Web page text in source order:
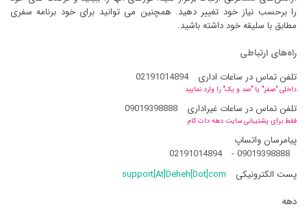
را برحسب نیاز خود تغییر دهید. همچنین می توانید برای خود برنامه سفری
مطابق با سلیقه خود داشته باشید.
راه‌های ارتباطی
تلفن تماس در ساعات اداری
02191014894
داخلی "صفر" یا "صد و یک" را وارد نمایید
تلفن تماس در ساعات غیراداری 09019398888
فقط برای پشتیبانی سایت دهه دات کام
پیامرسان واتساپ
09019398888
-
02191014894
پست الکترونیکی
support[At]Deheh[Dot]com
دهه